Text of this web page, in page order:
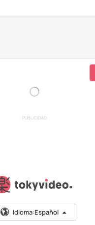
PUBLICIDAD
Idioma:Español